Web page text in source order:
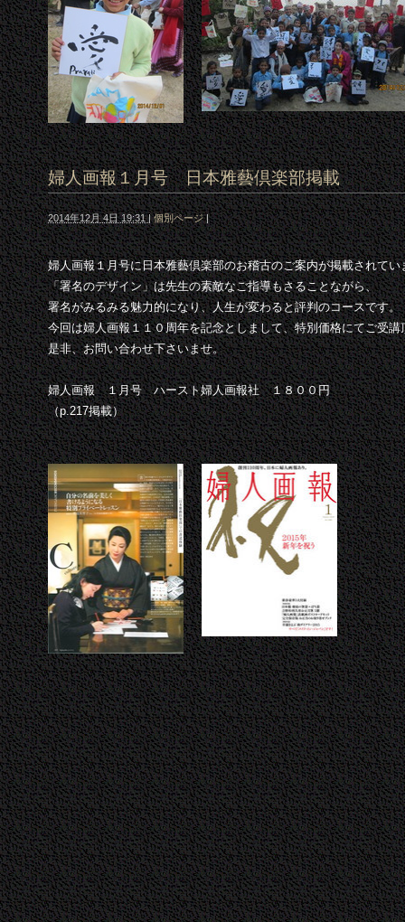
婦人画報１月号 日本雅藝倶楽部掲載
2014年12月 4日 19:31| 個別ページ |
婦人画報１月号に日本雅藝倶楽部のお稽古のご案内が掲載されてい
「署名のデザイン」は先生の素敵なご指導もさることながら、
署名がみるみる魅力的になり、人生が変わると評判のコースです。
今回は婦人画報１１０周年を記念としまして、特別価格にてご受講
是非、お問い合わせ下さいませ。
婦人画報 １月号 ハースト婦人画報社 １８００円
（p.217掲載）